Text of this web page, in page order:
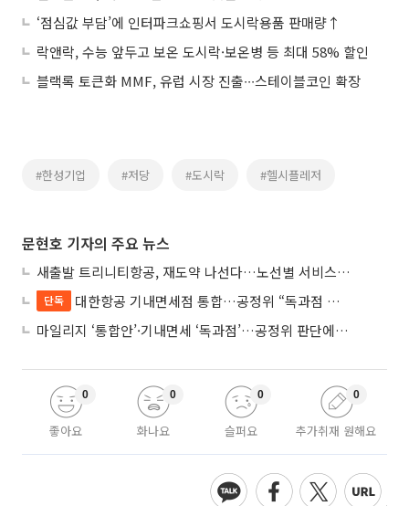
‘점심값 부담’에 인터파크쇼핑서 도시락용품 판매량↑
락앤락, 수능 앞두고 보온 도시락·보온병 등 최대 58% 할인
블랙록 토큰화 MMF, 유럽 시장 진출∙∙∙스테이블코인 확장
#한성기업 #저당 #도시락 #헬시플레저
문현호 기자의 주요 뉴스
새출발 트리니티항공, 재도약 나선다…노선별 서비스 차별화
단독
대한항공 기내면세점 통합…공정위 “독과점 여부 따진다”
마일리지 ‘통합안’·기내면세 ‘독과점’…공정위 판단에 쏠린 눈
좋아요
0
화나요
0
슬퍼요
0
추가취재 원해요
0